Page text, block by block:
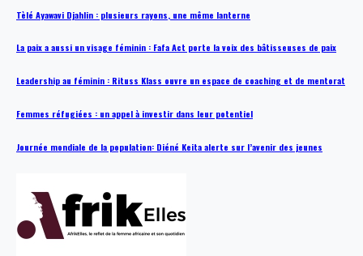
Tèlé Ayawavi Djahlin : plusieurs rayons, une même lanterne
La paix a aussi un visage féminin : Fafa Act porte la voix des bâtisseuses de paix
Leadership au féminin : Rituss Klass ouvre un espace de coaching et de mentorat
Femmes réfugiées : un appel à investir dans leur potentiel
Journée mondiale de la population: Diéné Keita alerte sur l’avenir des jeunes